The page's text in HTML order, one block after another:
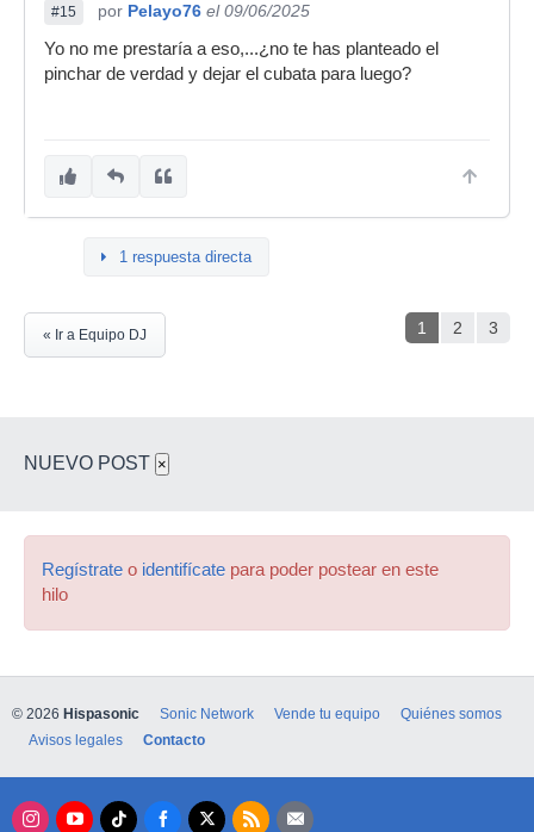
#15 por Pelayo76 el 09/06/2025
Yo no me prestaría a eso,...¿no te has planteado el
pinchar de verdad y dejar el cubata para luego?
1 respuesta directa
1 2 3
« Ir a Equipo DJ
NUEVO POST ×
Regístrate o identifícate para poder postear en este
hilo
© 2026 Hispasonic Sonic Network Vende tu equipo
Quiénes somos
Avisos legales
Contacto